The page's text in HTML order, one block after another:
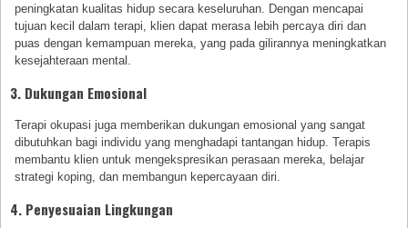
peningkatan kualitas hidup secara keseluruhan. Dengan mencapai
tujuan kecil dalam terapi, klien dapat merasa lebih percaya diri dan
puas dengan kemampuan mereka, yang pada gilirannya meningkatkan
kesejahteraan mental.
3. Dukungan Emosional
Terapi okupasi juga memberikan dukungan emosional yang sangat
dibutuhkan bagi individu yang menghadapi tantangan hidup. Terapis
membantu klien untuk mengekspresikan perasaan mereka, belajar
strategi koping, dan membangun kepercayaan diri.
4. Penyesuaian Lingkungan